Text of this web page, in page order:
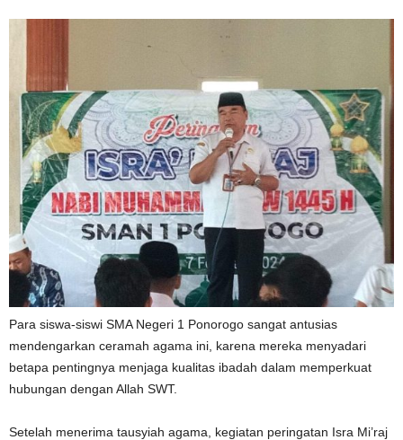
Para siswa-siswi SMA Negeri 1 Ponorogo sangat antusias
mendengarkan ceramah agama ini, karena mereka menyadari
betapa pentingnya menjaga kualitas ibadah dalam memperkuat
hubungan dengan Allah SWT.
Setelah menerima tausyiah agama, kegiatan peringatan Isra Mi’raj